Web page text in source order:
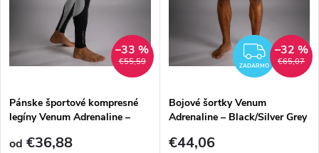
t
v
o
v
€55,59
–33 %
Pánske športové kompresné
legíny Venum Adrenaline –
od €36,88
ZADARMO €65,07
–32 %
Bojové šortky Venum
Adrenaline – Black/Silver Grey
€44,06